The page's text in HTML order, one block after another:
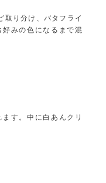
取り分け、バタフライ
みの色になるまで混
す。中に白あんクリ